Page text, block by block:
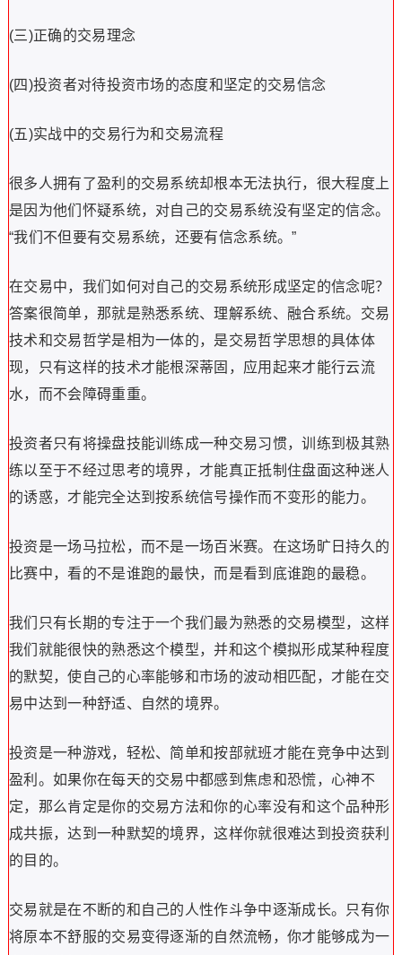
(三)正确的交易理念
(四)投资者对待投资市场的态度和坚定的交易信念
(五)实战中的交易行为和交易流程
很多人拥有了盈利的交易系统却根本无法执行，很大程度上
是因为他们怀疑系统，对自己的交易系统没有坚定的信念。
“我们不但要有交易系统，还要有信念系统。”
在交易中，我们如何对自己的交易系统形成坚定的信念呢？
答案很简单，那就是熟悉系统、理解系统、融合系统。交易
技术和交易哲学是相为一体的，是交易哲学思想的具体体
现，只有这样的技术才能根深蒂固，应用起来才能行云流
水，而不会障碍重重。
投资者只有将操盘技能训练成一种交易习惯，训练到极其熟
练以至于不经过思考的境界，才能真正抵制住盘面这种迷人
的诱惑，才能完全达到按系统信号操作而不变形的能力。
投资是一场马拉松，而不是一场百米赛。在这场旷日持久的
比赛中，看的不是谁跑的最快，而是看到底谁跑的最稳。
我们只有长期的专注于一个我们最为熟悉的交易模型，这样
我们就能很快的熟悉这个模型，并和这个模拟形成某种程度
的默契，使自己的心率能够和市场的波动相匹配，才能在交
易中达到一种舒适、自然的境界。
投资是一种游戏，轻松、简单和按部就班才能在竞争中达到
盈利。如果你在每天的交易中都感到焦虑和恐慌，心神不
定，那么肯定是你的交易方法和你的心率没有和这个品种形
成共振，达到一种默契的境界，这样你就很难达到投资获利
的目的。
交易就是在不断的和自己的人性作斗争中逐渐成长。只有你
将原本不舒服的交易变得逐渐的自然流畅，你才能够成为一